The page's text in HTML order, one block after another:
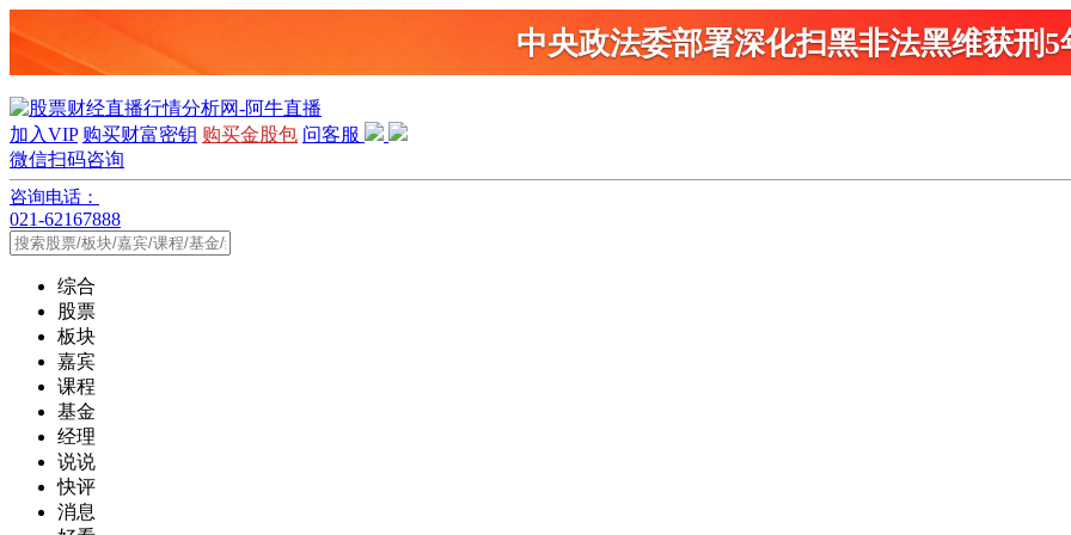
中央政法委部署深化扫黑非法黑维获刑5
加入VIP 购买财富密钥 购买金股包 问客服
微信扫码咨询
咨询电话：
021-62167888
综合
股票
板块
嘉宾
课程
基金
经理
说说
快评
消息